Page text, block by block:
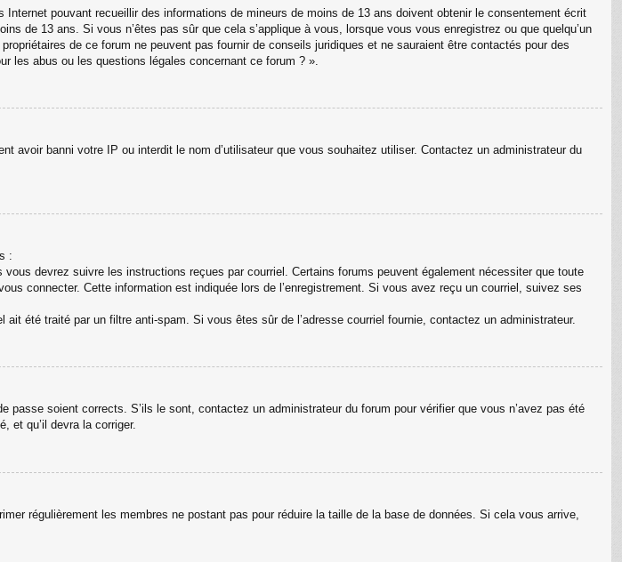
pouvant recueillir des informations de mineurs de moins de 13 ans doivent obtenir le consentement écrit
de 13 ans. Si vous n’êtes pas sûr que cela s’applique à vous, lorsque vous vous enregistrez ou que quelqu’un
de ce forum ne peuvent pas fournir de conseils juridiques et ne sauraient être contactés pour des
les abus ou les questions légales concernant ce forum ? ».
avoir banni votre IP ou interdit le nom d’utilisateur que vous souhaitez utiliser. Contactez un administrateur du
:
devrez suivre les instructions reçues par courriel. Certains forums peuvent également nécessiter que toute
connecter. Cette information est indiquée lors de l’enregistrement. Si vous avez reçu un courriel, suivez ses
été traité par un filtre anti-spam. Si vous êtes sûr de l’adresse courriel fournie, contactez un administrateur.
soient corrects. S’ils le sont, contactez un administrateur du forum pour vérifier que vous n’avez pas été
et qu’il devra la corriger.
régulièrement les membres ne postant pas pour réduire la taille de la base de données. Si cela vous arrive,